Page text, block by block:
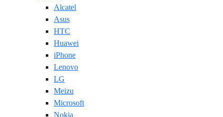
Alcatel
Asus
HTC
Huawei
iPhone
Lenovo
LG
Meizu
Microsoft
Nokia